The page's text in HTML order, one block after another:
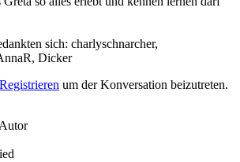
sich: charlyschnarcher,
, Dicker
Registrieren um der Konversation beizutreten.